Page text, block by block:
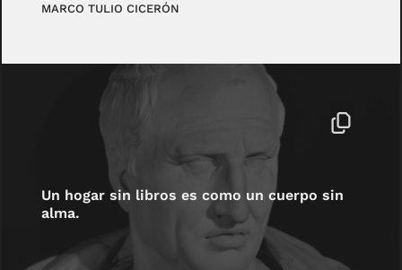
MARCO TULIO CICERÓN
Un hogar sin libros es como un cuerpo sin
alma.